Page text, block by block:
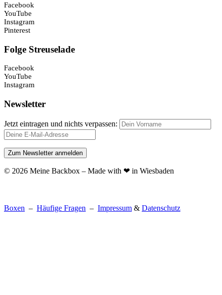
Facebook
YouTube
Instagram
Pinterest
Folge Streuselade
Facebook
YouTube
Instagram
Newsletter
Jetzt eintragen und nichts verpassen:
© 2026 Meine Backbox – Made with ❤ in Wiesbaden
Boxen – Häufige Fragen – Impressum & Datenschutz